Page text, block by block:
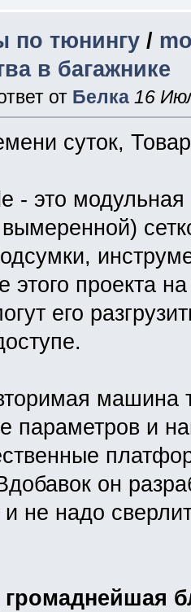
по тюнингу/
в багажнике
от Белка 16
суток,
- это
проекта
его
машина
параметров и
он
не надо